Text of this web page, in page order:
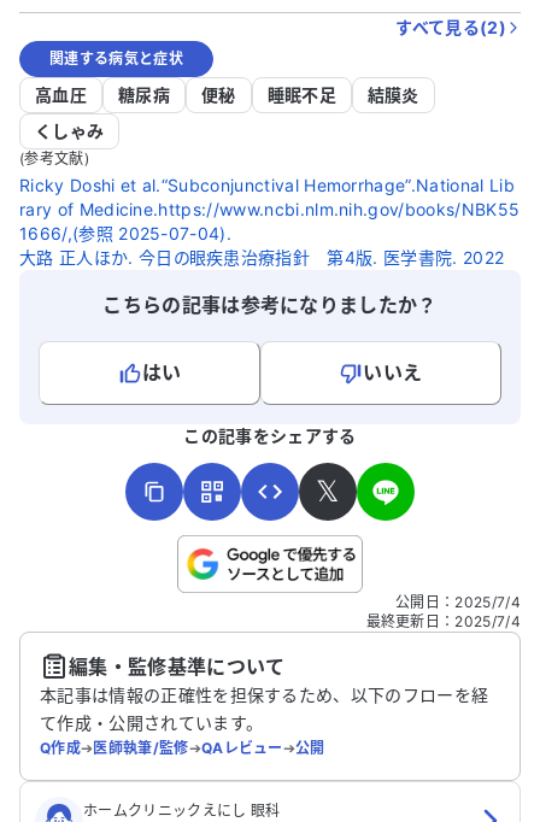
すべて見る(2)
関連する病気と症状
高血圧 糖尿病 便秘 睡眠不足
結膜炎
くしゃみ
(参考文献)
Ricky Doshi et al.“Subconjunctival Hemorrhage”.National Lib
rary of Medicine.https://www.ncbi.nlm.nih.gov/books/NBK55
1666/,(参照 2025-07-04).
大路 正人ほか. 今日の眼疾患治療指針 第4版. 医学書院. 2022
こちらの記事は参考になりましたか？
はい
いいえ
こちらは送信専用のフォームです。氏名やご自身の病気の詳細な
送信する
この記事をシェアする
𝕏
公開日 ： 2025/7/4
最終更新日 ： 2025/7/4
編集・監修基準について
本記事は情報の正確性を担保するため、以下のフローを経
て作成・公開されています。
Q作成➔医師執筆/監修➔QAレビュー➔公開
ホームクリニックえにし 眼科